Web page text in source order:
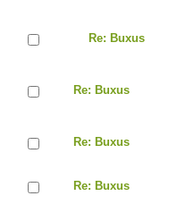
Re: Buxus
Re: Buxus
Re: Buxus
Re: Buxus